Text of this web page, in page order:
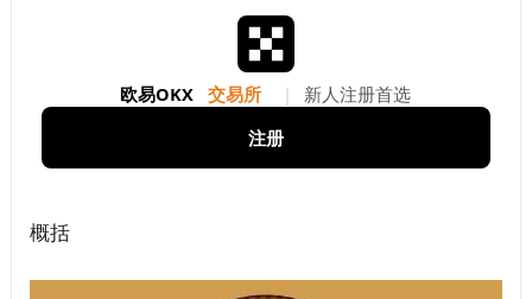
欧易OKX 交易所 |
新人注册首选
注册
概括